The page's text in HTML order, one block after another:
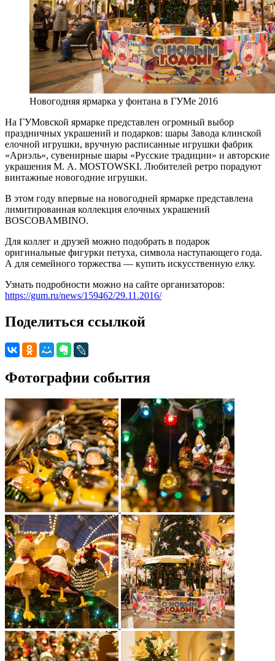
Новогодняя ярмарка у фонтана в ГУМе 2016
На ГУМовской ярмарке представлен огромный выбор
праздничных украшений и подарков: шары Завода клинской
елочной игрушки, вручную расписанные игрушки фабрик
«Ариэль», сувенирные шары «Русские традиции» и авторские
украшения M. A. MOSTOWSKI. Любителей ретро порадуют
винтажные новогодние игрушки.
В этом году впервые на новогодней ярмарке представлена
лимитированная коллекция елочных украшений
BOSCOBAMBINO.
Для коллег и друзей можно подобрать в подарок
оригинальные фигурки петуха, символа наступающего года.
А для семейного торжества — купить искусственную елку.
Узнать подробности можно на сайте организаторов:
https://gum.ru/news/159462/29.11.2016/
Поделиться ссылкой
Фотографии события